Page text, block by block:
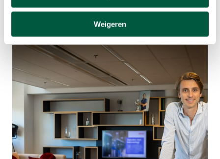
Deze cookies verzamelen mogelijk gegevens buiten
onze website. Door op ‘Accepteren’ te klikken ga je
informatie vind je in onscookiebeleid.
Weigeren